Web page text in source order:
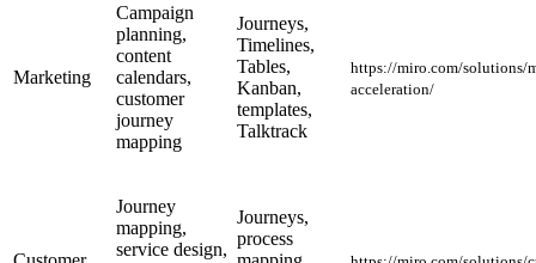
Marketing
Campaign
planning,
content
calendars,
customer
journey
mapping
Journeys,
Timelines,
Tables,
Kanban,
templates,
Talktrack
https://miro.com/solutions/
acceleration/
Journey
mapping,
service design,
Journeys,
process